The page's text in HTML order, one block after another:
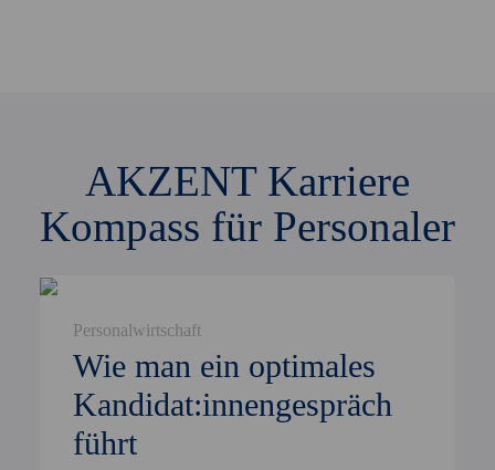
AKZENT Karriere
Kompass für Personaler
Personalwirtschaft
Wie man ein optimales
Kandidat:innengespräch
führt